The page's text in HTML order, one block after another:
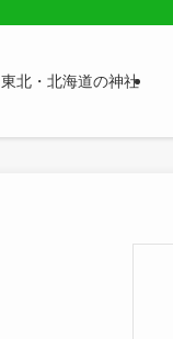
東北・北海道の神社